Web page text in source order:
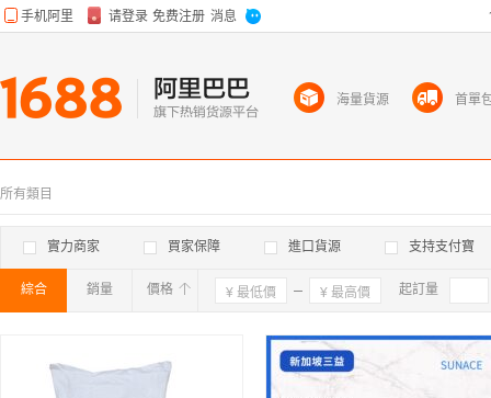
所有類目
實力商家 買家保障 進口貨源 支持支付寶
綜合 銷量 價格 確定 起訂量
海量貨源 首單